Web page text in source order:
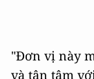
"Đơn vị này
và tận tâm